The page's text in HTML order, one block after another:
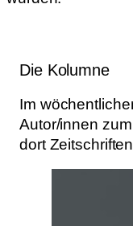
Die Kolumne
Im
Autor/innen zum
dort